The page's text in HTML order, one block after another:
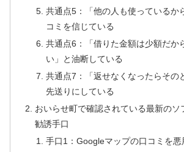
共通点5：「他の人も使っているか
コミを信じている
共通点6：「借りた金額は少額だか
い」と油断している
共通点7：「返せなくなったらその
先送りにしている
おいらせ町で確認されている最新のソ
勧誘手口
手口1：Googleマップの口コミを悪